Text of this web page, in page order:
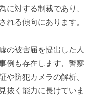
に対する制裁であり、
れる傾向にあります。
の被害届を提出した人
例も存在します。警察
や防犯カメラの解析、
抜く能力に長けていま